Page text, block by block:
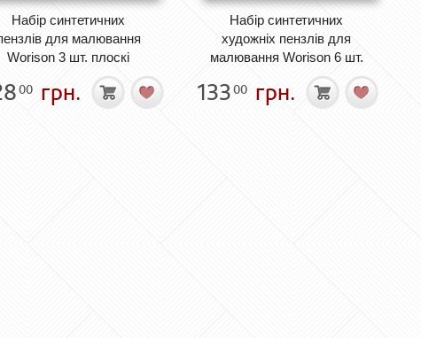
Набір синтетичних
для малювання
Worison 3 шт. плоскі
00 грн.
Набір синтетичних
художніх пензлів для
малювання Worison 6 шт.
13300 грн.